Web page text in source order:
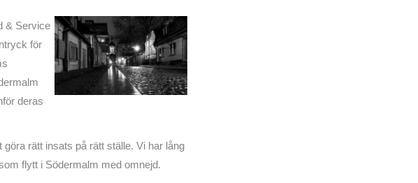
& Service
för
deras
rätt insats på rätt ställe. Vi har lång
flytt i Södermalm med omnejd.